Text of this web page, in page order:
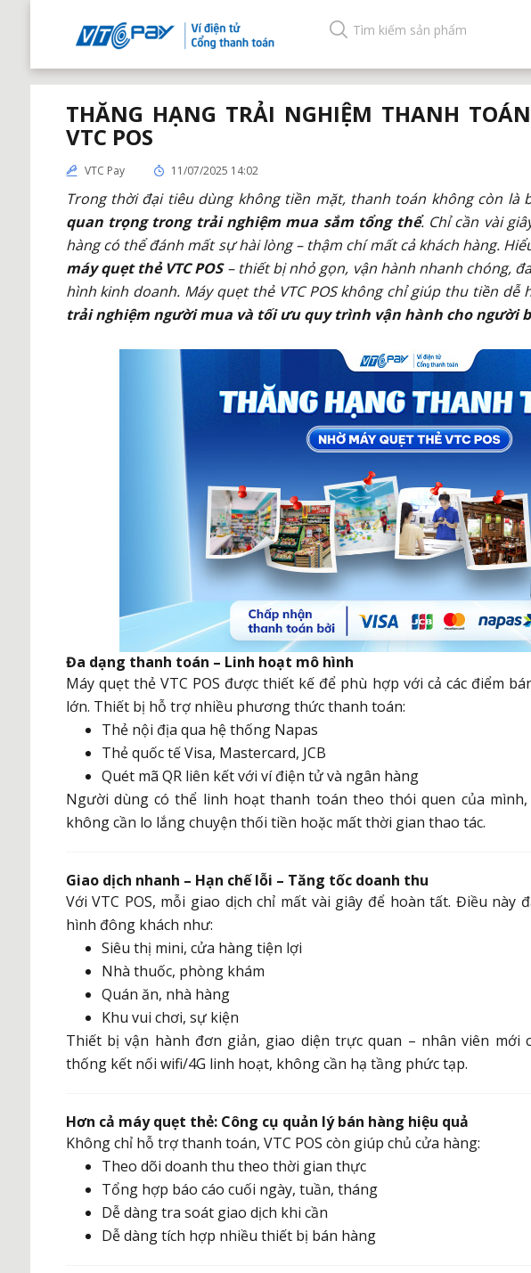
THĂNG HẠNG TRẢI NGHIỆM THANH
VTC POS
VTC Pay 11/07/2025 14:02
Trong thời đại tiêu dùng không tiền mặt, thanh toán không còn là
quan trọng trong trải nghiệm mua sắm tổng thể. Chỉ cần vài
hàng có thể đánh mất sự hài lòng – thậm chí mất cả khách hàng.
máy quẹt thẻ VTC POS– thiết bị nhỏ gọn, vận hành nhanh chóng,
hình kinh doanh. Máy quẹt thẻ VTC POS không chỉ giúp thu tiền dễ
trải nghiệm người mua và tối ưu quy trình vận hành cho người
Đa dạng thanh toán – Linh hoạt mô hình
Máy quẹt thẻ VTC POS được thiết kế để phù hợp với cả các điểm
lớn. Thiết bị hỗ trợ nhiều phương thức thanh toán:
Thẻ nội địa qua hệ thống Napas
Thẻ quốc tế Visa, Mastercard, JCB
Quét mã QR liên kết với ví điện tử và ngân hàng
Người dùng có thể linh hoạt thanh toán theo thói quen của
không cần lo lắng chuyện thối tiền hoặc mất thời gian thao tác.
Giao dịch nhanh – Hạn chế lỗi – Tăng tốc doanh thu
Với VTC POS, mỗi giao dịch chỉ mất vài giây để hoàn tất. Điều này
hình đông khách như:
Siêu thị mini, cửa hàng tiện lợi
Nhà thuốc, phòng khám
Quán ăn, nhà hàng
Khu vui chơi, sự kiện
Thiết bị vận hành đơn giản, giao diện trực quan – nhân viên mới
thống kết nối wifi/4G linh hoạt, không cần hạ tầng phức tạp.
Hơn cả máy quẹt thẻ: Công cụ quản lý bán hàng hiệu quả
Không chỉ hỗ trợ thanh toán, VTC POS còn giúp chủ cửa hàng:
Theo dõi doanh thu theo thời gian thực
Tổng hợp báo cáo cuối ngày, tuần, tháng
Dễ dàng tra soát giao dịch khi cần
Dễ dàng tích hợp nhiều thiết bị bán hàng